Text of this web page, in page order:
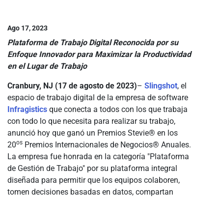
Ago 17, 2023
Plataforma de Trabajo Digital Reconocida por su
Enfoque Innovador para Maximizar la Productividad
en el Lugar de Trabajo
Cranbury, NJ (17 de agosto de 2023)– Slingshot, el
espacio de trabajo digital de la empresa de software
Infragistics que conecta a todos con los que trabaja
con todo lo que necesita para realizar su trabajo,
anunció hoy que ganó un Premios Stevie® en los
20os Premios Internacionales de Negocios® Anuales.
La empresa fue honrada en la categoría "Plataforma
de Gestión de Trabajo" por su plataforma integral
diseñada para permitir que los equipos colaboren,
tomen decisiones basadas en datos, compartan